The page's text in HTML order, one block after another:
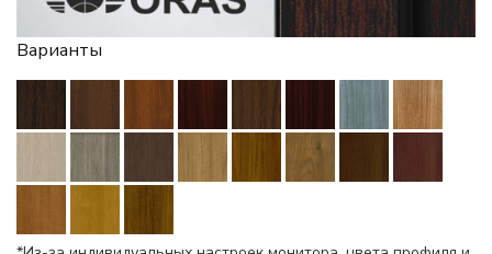
Варианты